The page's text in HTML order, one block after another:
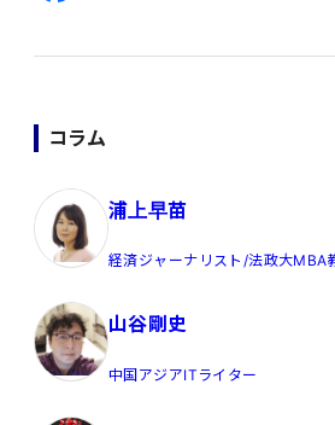
コラム
浦上早苗
経済ジャーナリスト/法政大
山谷剛史
中国アジアITライター